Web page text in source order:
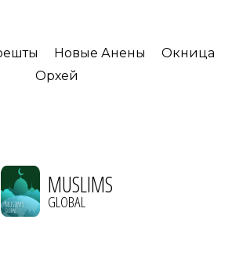
Новые Анены
Окница
Орхей
MUSLIMS
GLOBAL